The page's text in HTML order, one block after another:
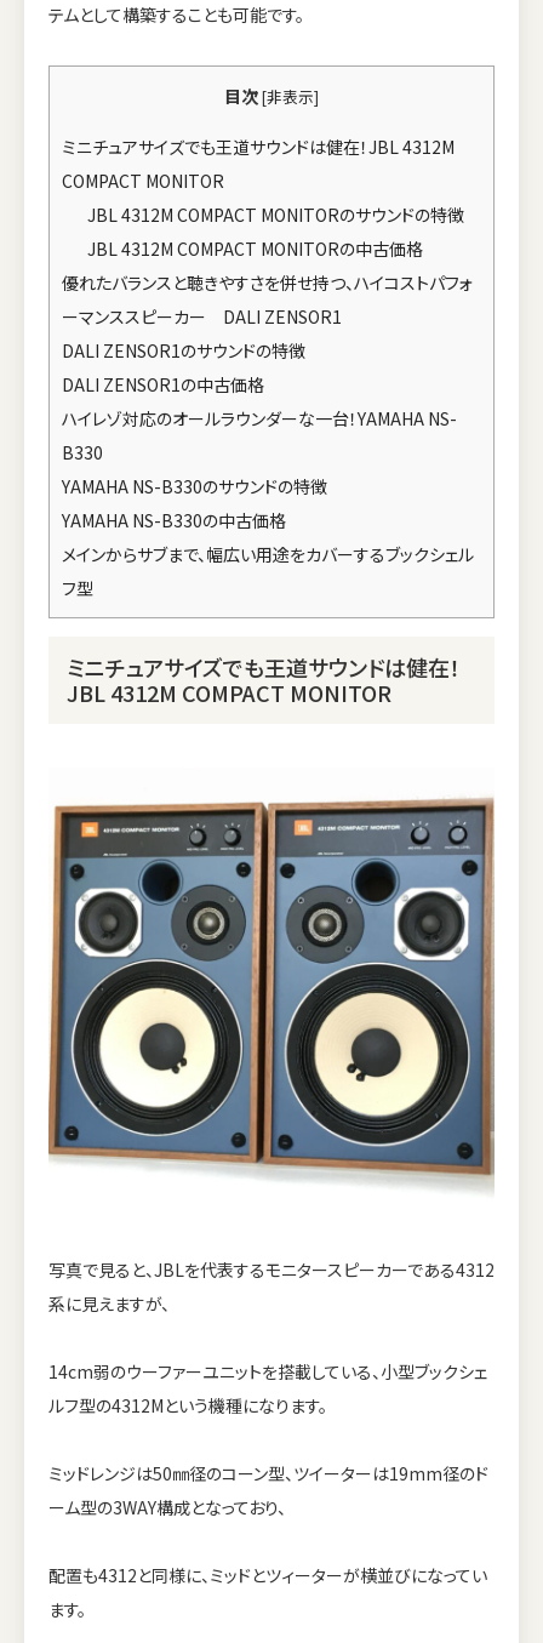
テムとして構築することも可能です。
目次[非表示]
ミニチュアサイズでも王道サウンドは健在！JBL 4312M
COMPACT MONITOR
JBL 4312M COMPACT MONITORのサウンドの特徴
JBL 4312M COMPACT MONITORの中古価格
優れたバランスと聴きやすさを併せ持つ、ハイコストパフォ
ーマンススピーカー DALI ZENSOR1
DALI ZENSOR1のサウンドの特徴
DALI ZENSOR1の中古価格
ハイレゾ対応のオールラウンダーな一台！YAMAHA NS-
B330
YAMAHA NS-B330のサウンドの特徴
YAMAHA NS-B330の中古価格
メインからサブまで、幅広い用途をカバーするブックシェル
フ型
ミニチュアサイズでも王道サウンドは健在！
JBL 4312M COMPACT MONITOR
写真で見ると、JBLを代表するモニタースピーカーである4312
系に見えますが、
14cm弱のウーファーユニットを搭載している、小型ブックシェ
ルフ型の4312Mという機種になります。
ミッドレンジは50㎜径のコーン型、ツイーターは19mm径のド
ーム型の3WAY構成となっており、
配置も4312と同様に、ミッドとツィーターが横並びになってい
ます。